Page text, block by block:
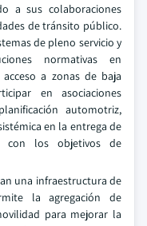
a sus colaboraciones
de tránsito público.
de pleno servicio y
normativas en
a zonas de baja
en asociaciones
automotriz,
en la entrega de
con los objetivos de
una infraestructura de
la agregación de
para mejorar la